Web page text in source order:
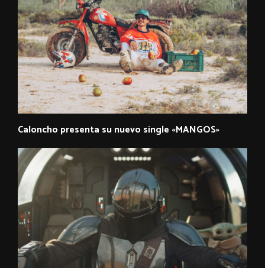
Caloncho presenta su nuevo single «MANGOS»